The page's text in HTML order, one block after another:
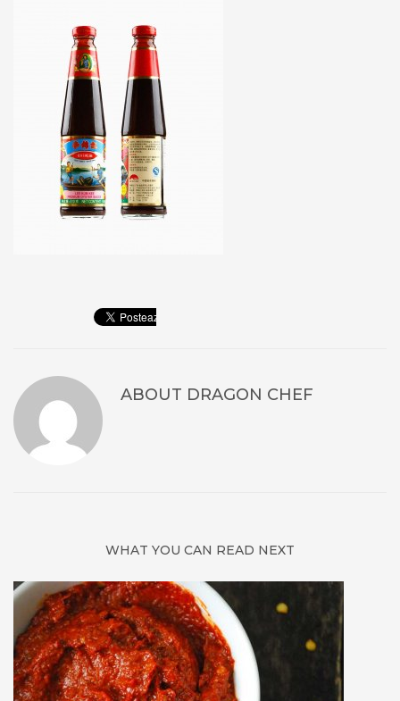
ABOUT DRAGON CHEF
WHAT YOU CAN READ NEXT